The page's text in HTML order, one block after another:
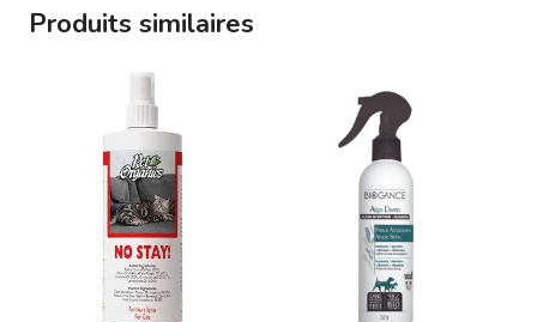
Produits similaires